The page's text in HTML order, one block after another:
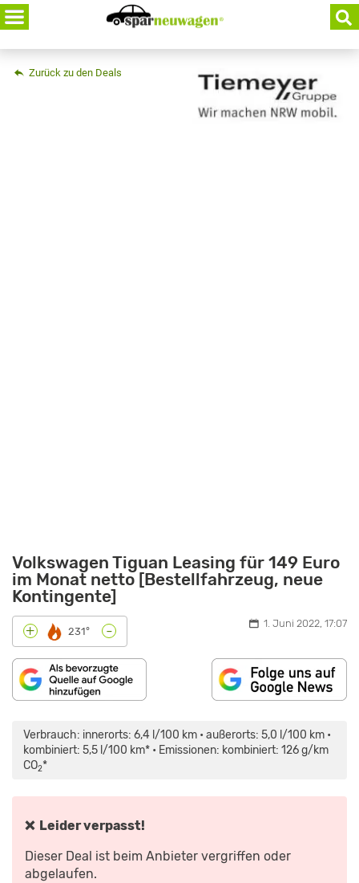
Skip
to
content
Zurück zu den Deals
Volkswagen Tiguan Leasing für 149 Euro
im Monat netto [Bestellfahrzeug, neue
Kontingente]
+ 231° - 1. Juni 2022, 17:07
Verbrauch: innerorts: 6,4 l/100 km • außerorts: 5,0 l/100 km •
kombiniert: 5,5 l/100 km* • Emissionen: kombiniert: 126 g/km
CO2*
❌ Leider verpasst!
Dieser Deal ist beim Anbieter vergriffen oder
abgelaufen.
FACELIFT
(2020):
NEUVORSTELLUNG
ERSTE
SUV
VON